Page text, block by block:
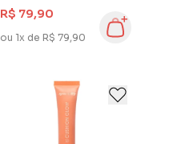
Cushion Glow
Pearly
R$ 79,90
ou 1x de R$ 79,90